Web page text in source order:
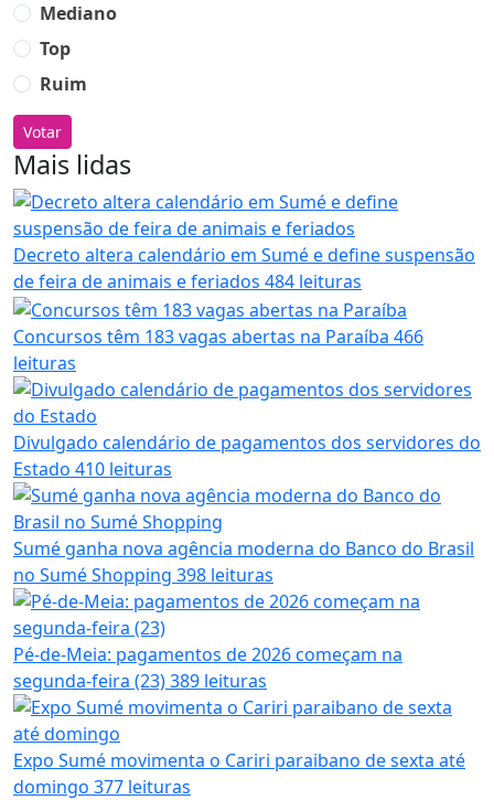
Mediano
Top
Ruim
Votar
Mais lidas
Decreto altera calendário em Sumé e define suspensão
de feira de animais e feriados 484 leituras
Concursos têm 183 vagas abertas na Paraíba 466
leituras
Divulgado calendário de pagamentos dos servidores do
Estado 410 leituras
Sumé ganha nova agência moderna do Banco do Brasil
no Sumé Shopping 398 leituras
Pé-de-Meia: pagamentos de 2026 começam na
segunda-feira (23)389 leituras
Expo Sumé movimenta o Cariri paraibano de sexta até
domingo 377 leituras